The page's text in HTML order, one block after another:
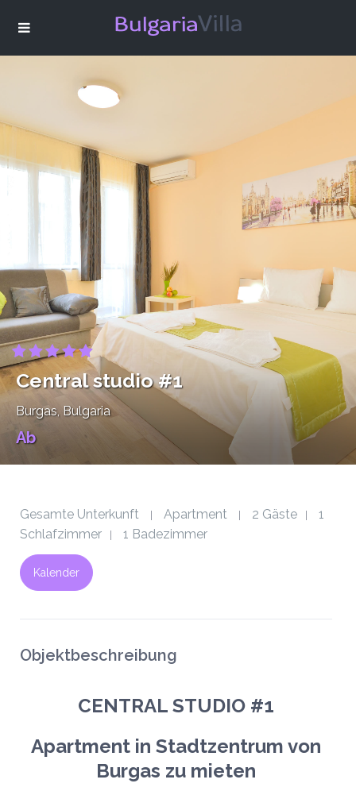
Central studio #1
Burgas, Bulgaria
Ab
Gesamte Unterkunft Apartment 2 Gäste
1
Schlafzimmer
1 Badezimmer
Kalender
Objektbeschreibung
CENTRAL STUDIO #1
Apartment in Stadtzentrum von
Burgas zu mieten